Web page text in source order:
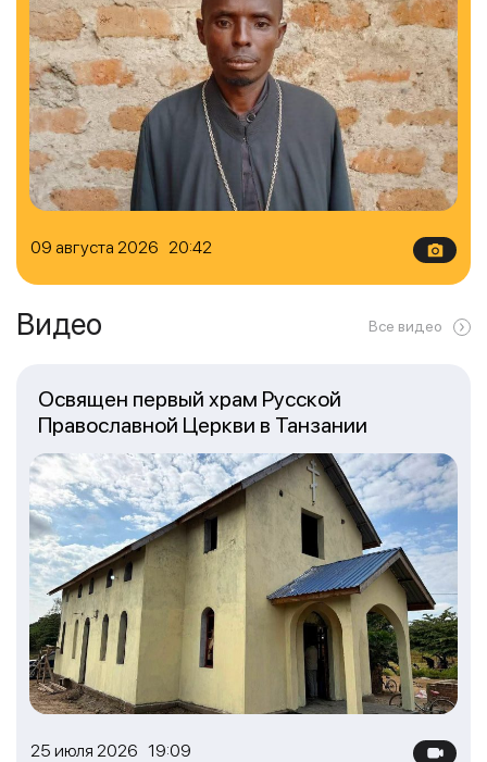
09 августа 2026 20:42
Видео Все видео
25 июля 2026 19:09
Освящен первый храм Русской
Православной Церкви в Танзании